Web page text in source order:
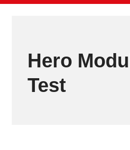
Hero
Test